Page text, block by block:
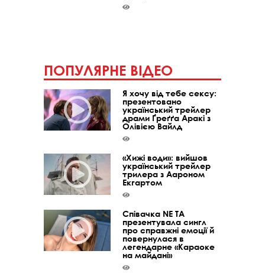
ПОПУЛЯРНЕ ВІДЕО
Я хочу від тебе сексу:
презентовано
український трейлер
драми Ґреґґа Аракі з
Олівією Вайлд
«Хижі води»: вийшов
український трейлер
трилера з Аароном
Екгартом
Співачка NE TA
презентувала сингл
про справжні емоції й
повернулася в
легендарне «Караоке
на майдані»